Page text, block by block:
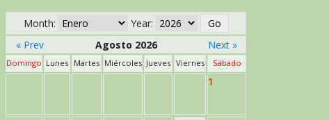
Month:
Year:
« Prev
Agosto 2026 Next »
Domingo Lunes Martes Miércoles Jueves Viernes Sábado
1